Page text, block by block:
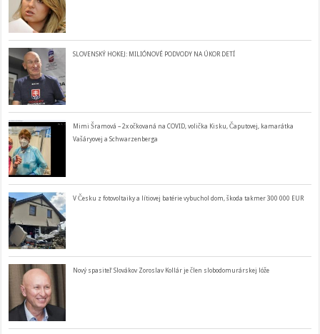
SLOVENSKÝ HOKEJ: MILIÓNOVÉ PODVODY NA ÚKOR DETÍ
Mimi Šramová – 2x očkovaná na COVID, volička Kisku, Čaputovej, kamarátka
Vašáryovej a Schwarzenberga
V Česku z fotovoltaiky a lítiovej batérie vybuchol dom, škoda takmer 300 000 EUR
Nový spasiteľ Slovákov Zoroslav Kollár je člen slobodomurárskej lóže